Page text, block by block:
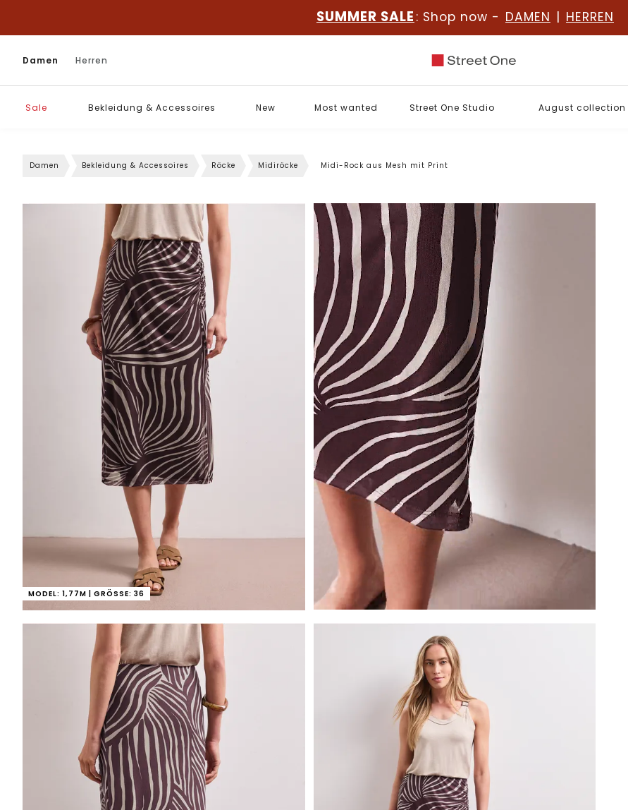
SUMMER SALE : Shop now - DAMEN | HERREN
Damen Herren
Sale Bekleidung & Accessoires New Most wanted Street One Studio August collection
Damen Bekleidung & Accessoires Röcke Midiröcke Midi-Rock aus Mesh mit Print
MODEL: 1,77M | GRÖSSE: 36